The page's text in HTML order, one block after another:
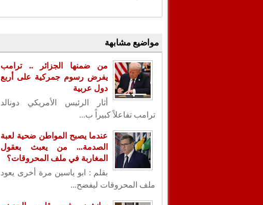
مواضيع مشابهة
من ضمنها الجزائر .. ترامب
يفرض رسوم جمركية على أربع
دول عربية
أثار الرئيس الأمريكي دونالد
ترامب تفاعلاً كبيراً ب...
عندما يصبح المواطن ضحية لعبة
الصدمة... من يعبث بعقول
المغاربة في ملف المحروقات؟
بقلم : ابو ياسين مرة أخرى يعود
ملف المحروقات ليفضح...